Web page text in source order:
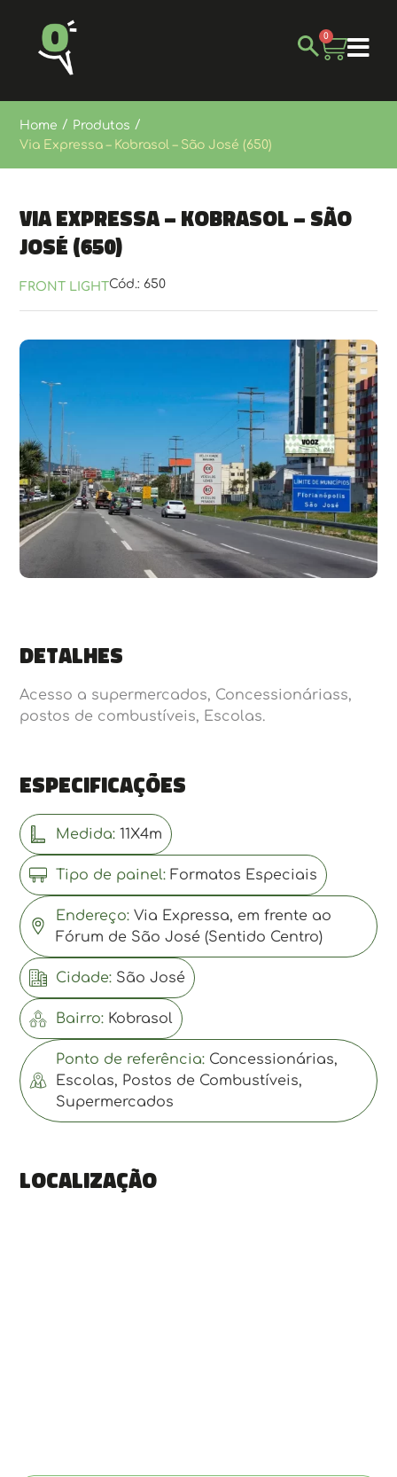
0
Home / Produtos /
Via Expressa – Kobrasol – São José (650)
Via Expressa – Kobrasol – São
José (650)
FRONT LIGHTCód.: 650
Detalhes
Acesso a supermercados, Concessionáriass,
postos de combustíveis, Escolas.
Especificações
Medida: 11X4m
Tipo de painel: Formatos Especiais
Endereço: Via Expressa, em frente ao
Fórum de São José (Sentido Centro)
Cidade: São José
Bairro: Kobrasol
Ponto de referência: Concessionárias,
Escolas, Postos de Combustíveis,
Supermercados
Localização